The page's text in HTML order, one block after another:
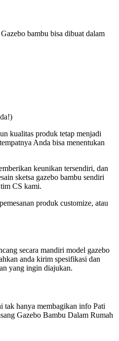
bambu bisa dibuat dalam
kualitas produk tetap menjadi
Anda bisa menentukan
keunikan tersendiri, dan
sketsa gazebo bambu sendiri
CS kami.
produk customize, atau
secara mandiri model gazebo
anda kirim spesifikasi dan
yang ingin diajukan.
tak hanya membagikan info Pati
Gazebo Bambu Dalam Rumah